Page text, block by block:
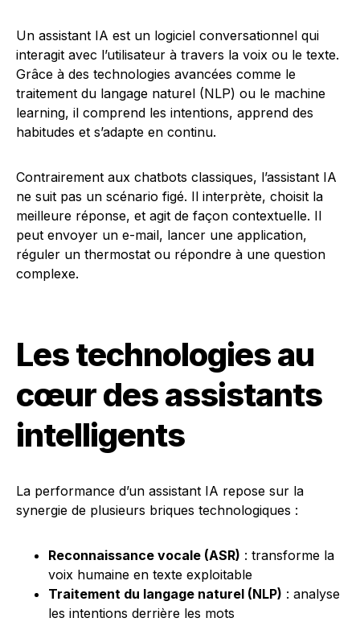
Un assistant IA est un logiciel conversationnel qui
interagit avec l’utilisateur à travers la voix ou le texte.
Grâce à des technologies avancées comme le
traitement du langage naturel (NLP) ou le machine
learning, il comprend les intentions, apprend des
habitudes et s’adapte en continu.
Contrairement aux chatbots classiques, l’assistant IA
ne suit pas un scénario figé. Il interprète, choisit la
meilleure réponse, et agit de façon contextuelle. Il
peut envoyer un e-mail, lancer une application,
réguler un thermostat ou répondre à une question
complexe.
Les technologies au
cœur des assistants
intelligents
La performance d’un assistant IA repose sur la
synergie de plusieurs briques technologiques :
Reconnaissance vocale (ASR) : transforme la
voix humaine en texte exploitable
Traitement du langage naturel (NLP) : analyse
les intentions derrière les mots